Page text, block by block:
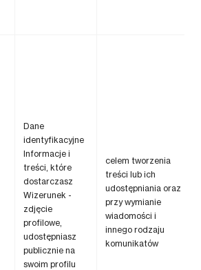
Dane
identyfikacyjne
Informacje i
treści, które
dostarczasz
Wizerunek -
zdjęcie
profilowe,
udostępniasz
publicznie na
swoim profilu
celem tworzenia
treści lub ich
udostępniania oraz
przy wymianie
wiadomości i
innego rodzaju
komunikatów